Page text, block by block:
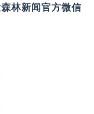
林新闻官方微信